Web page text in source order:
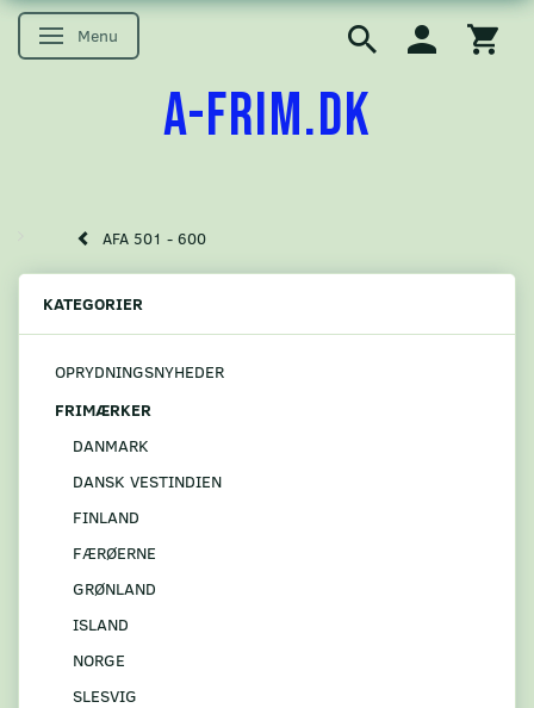
Skifte navigation
Menu
A-FRIM.DK
AFA 501 - 600
KATEGORIER
OPRYDNINGSNYHEDER
FRIMÆRKER
DANMARK
DANSK VESTINDIEN
FINLAND
FÆRØERNE
GRØNLAND
ISLAND
NORGE
SLESVIG